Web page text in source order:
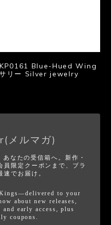
Blue-Hued Wing
リー Silver jewelry
メルマガ)
なたの受信箱へ。新作・
限定クーポンまで、ブラ
速でお届け。
to your
about new releases,
early access, plus
coupons.